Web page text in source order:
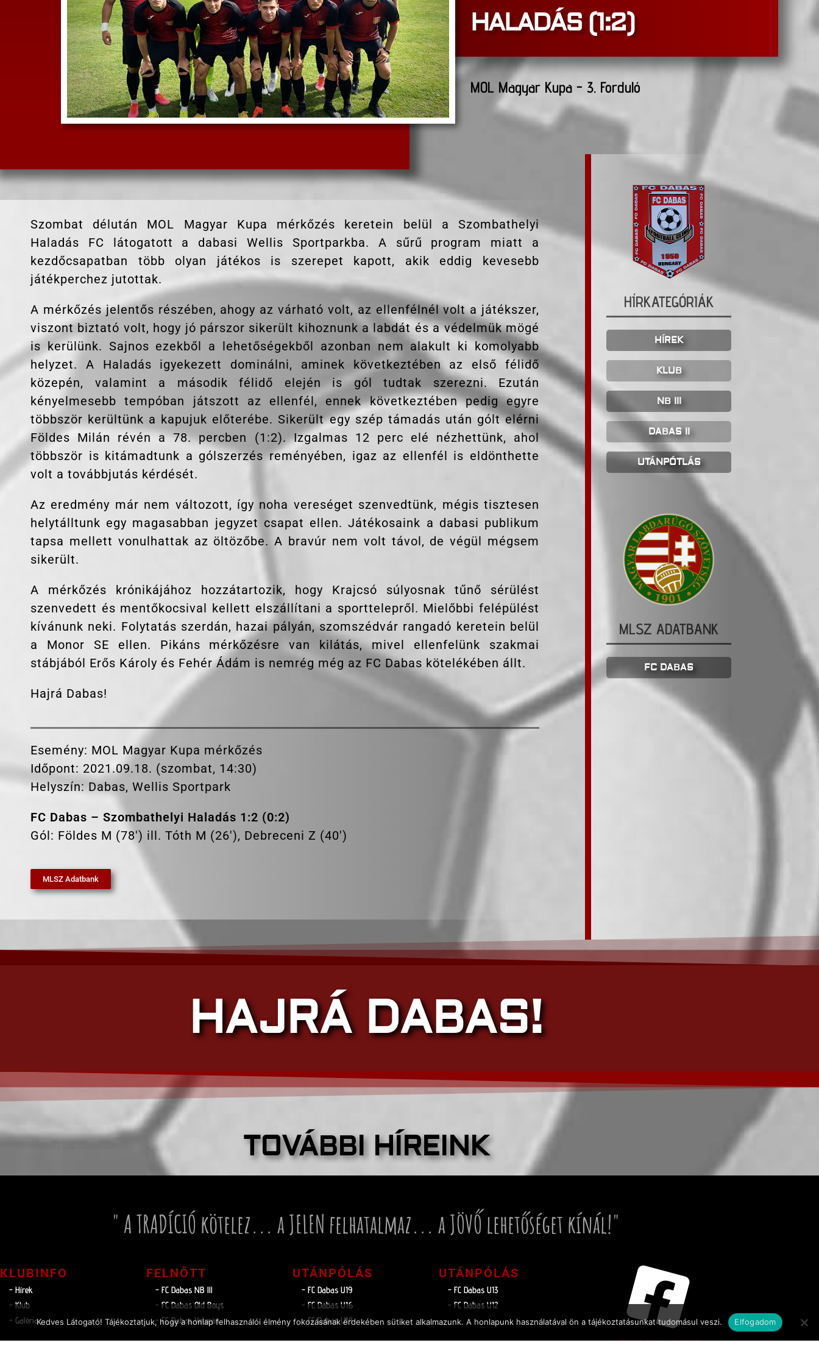
HALADÁS (1:2)
MOL Magyar Kupa - 3. Forduló
Szombat délután MOL Magyar Kupa mérkőzés keretein belül a Szombathelyi
Haladás FC látogatott a dabasi Wellis Sportparkba. A sűrű program miatt a
kezdőcsapatban több olyan játékos is szerepet kapott, akik eddig kevesebb
játékperchez jutottak.
A mérkőzés jelentős részében, ahogy az várható volt, az ellenfélnél volt a játékszer,
viszont biztató volt, hogy jó párszor sikerült kihoznunk a labdát és a védelmük mögé
is kerülünk. Sajnos ezekből a lehetőségekből azonban nem alakult ki komolyabb
helyzet. A Haladás igyekezett dominálni, aminek következtében az első félidő
közepén, valamint a második félidő elején is gól tudtak szerezni. Ezután
kényelmesebb tempóban játszott az ellenfél, ennek következtében pedig egyre
többször kerültünk a kapujuk előterébe. Sikerült egy szép támadás után gólt elérni
Földes Milán révén a 78. percben (1:2). Izgalmas 12 perc elé nézhettünk, ahol
többször is kitámadtunk a gólszerzés reményében, igaz az ellenfél is eldönthette
volt a továbbjutás kérdését.
Az eredmény már nem változott, így noha vereséget szenvedtünk, mégis tisztesen
helytálltunk egy magasabban jegyzet csapat ellen. Játékosaink a dabasi publikum
tapsa mellett vonulhattak az öltözőbe. A bravúr nem volt távol, de végül mégsem
sikerült.
A mérkőzés krónikájához hozzátartozik, hogy Krajcsó súlyosnak tűnő sérülést
szenvedett és mentőkocsival kellett elszállítani a sporttelepről. Mielőbbi felépülést
kívánunk neki. Folytatás szerdán, hazai pályán, szomszédvár rangadó keretein belül
a Monor SE ellen. Pikáns mérkőzésre van kilátás, mivel ellenfelünk szakmai
stábjából Erős Károly és Fehér Ádám is nemrég még az FC Dabas kötelékében állt.
Hajrá Dabas!
Esemény: MOL Magyar Kupa mérkőzés
Időpont: 2021.09.18. (szombat, 14:30)
Helyszín: Dabas, Wellis Sportpark
FC Dabas – Szombathelyi Haladás 1:2 (0:2)
Gól: Földes M (78′) ill. Tóth M (26′), Debreceni Z (40′)
MLSZ Adatbank
HÍRKATEGÓRIÁK
HÍREK
KLUB
NB III
DABAS II
UTÁNPÓTLÁS
MLSZ ADATBANK
FC DABAS
HAJRÁ DABAS!
TOVÁBBI HÍREINK
" A TRADÍCIÓ kötelez... a JELEN felhatalmaz... a JÖVŐ lehetőséget kínál!"
KLUBINFO
- Hírek
- Klub
- Galéria
FELNŐTT
- FC Dabas NB lll
- FC Dabas Old Boys
- FC Dabas Veterán
UTÁNPÓLÁS
- FC Dabas U19
- FC Dabas U16
- FC Dabas U14
UTÁNPÓLÁS
- FC Dabas U13
- FC Dabas U12
KÖVESSEN MINKET!
Kedves Látogató! Tájékoztatjuk, hogy a honlap felhasználói élmény fokozásának érdekében sütiket alkalmazunk. A honlapunk használatával ön a tájékoztatásunkat tudomásul veszi. Elfogadom